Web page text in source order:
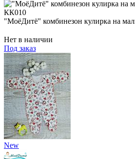
"МоёДитё" комбинезон кулирка на
Нет в наличии
Под заказ
New